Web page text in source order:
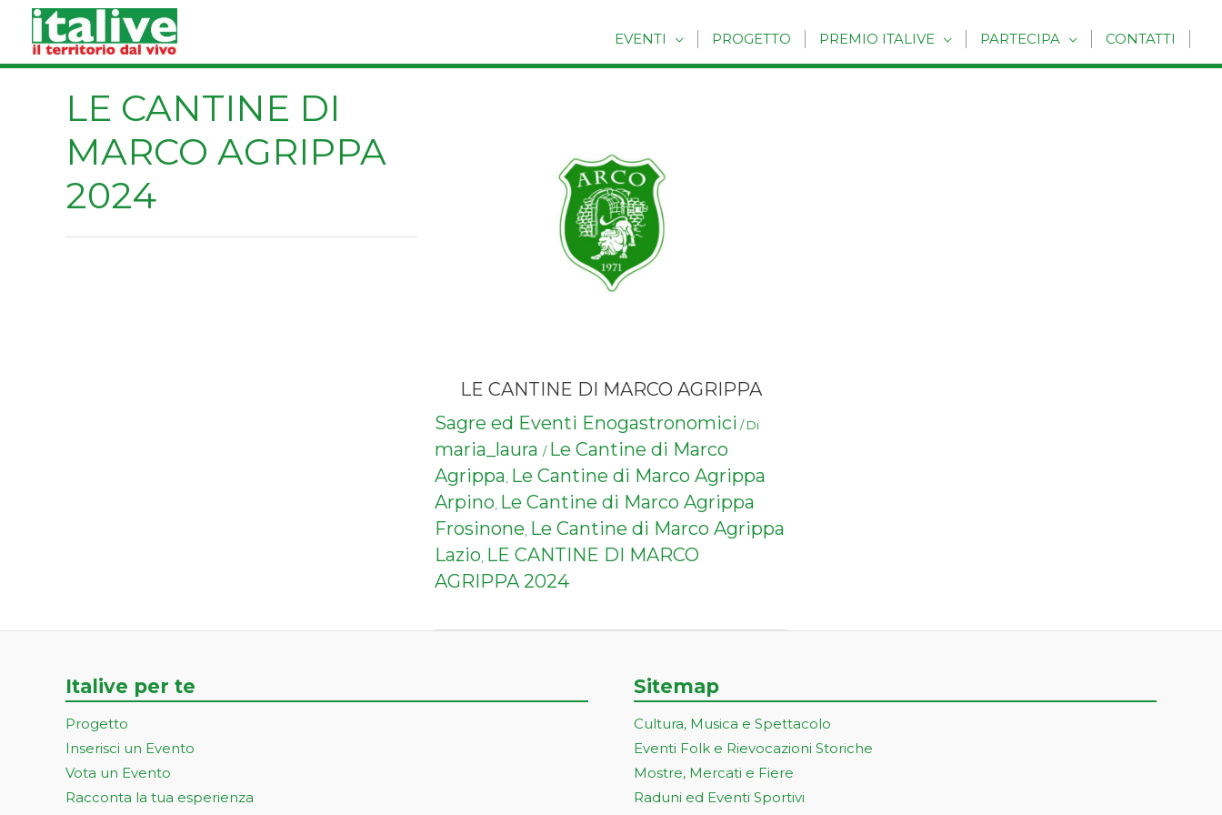
contenuto
EVENTI PROGETTO PREMIO ITALIVE PARTECIPA CONTATTI
LE CANTINE DI
MARCO AGRIPPA
2024
LE CANTINE DI MARCO AGRIPPA
Sagre ed Eventi Enogastronomici / Di
maria_laura / Le Cantine di Marco
Agrippa, Le Cantine di Marco Agrippa
Arpino, Le Cantine di Marco Agrippa
Frosinone, Le Cantine di Marco Agrippa
Lazio, LE CANTINE DI MARCO
AGRIPPA 2024
Italive per te
Progetto
Inserisci un Evento
Vota un Evento
Racconta la tua esperienza
Sitemap
Cultura, Musica e Spettacolo
Eventi Folk e Rievocazioni Storiche
Mostre, Mercati e Fiere
Raduni ed Eventi Sportivi